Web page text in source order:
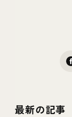
最新の記事